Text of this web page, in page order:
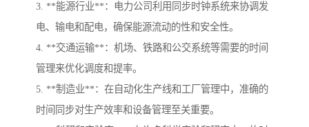
3. **能源行业**：电力公司利用同步时钟系统来协调发
电、输电和配电，确保能源流动的性和安全性。
4. **交通运输**：机场、铁路和公交系统等需要的时间
管理来优化调度和提率。
5. **制造业**：在自动化生产线和工厂管理中，准确的
时间同步对生产效率和设备管理至关重要。